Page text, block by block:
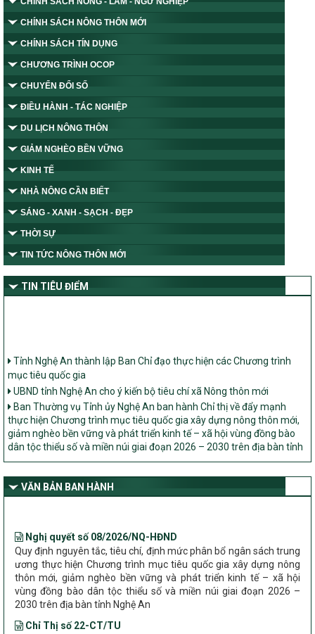
CHÍNH SÁCH NÔNG THÔN MỚI
CHÍNH SÁCH TÍN DỤNG
CHƯƠNG TRÌNH OCOP
CHUYỂN ĐỔI SỐ
ĐIỀU HÀNH - TÁC NGHIỆP
DU LỊCH NÔNG THÔN
GIẢM NGHÈO BỀN VỮNG
KINH TẾ
NHÀ NÔNG CẦN BIẾT
SÁNG - XANH - SẠCH - ĐẸP
THỜI SỰ
TIN TỨC NÔNG THÔN MỚI
TIN TIÊU ĐIỂM
Tỉnh Nghệ An thành lập Ban Chỉ đạo thực hiện các Chương trình
mục tiêu quốc gia
UBND tỉnh Nghệ An cho ý kiến bộ tiêu chí xã Nông thôn mới
Ban Thường vụ Tỉnh ủy Nghệ An ban hành Chỉ thị về đẩy mạnh
thực hiện Chương trình mục tiêu quốc gia xây dựng nông thôn mới,
giảm nghèo bền vững và phát triển kinh tế – xã hội vùng đồng bào
dân tộc thiểu số và miền núi giai đoạn 2026 – 2030 trên địa bàn tỉnh
Nghệ An
hiện các Chương trình mục tiêu quốc gia trên địa bàn
VĂN BẢN BAN HÀNH
Quy định nguyên tắc, tiêu chí, định mức phân bổ ngân sách trung
ương thực hiện Chương trình mục tiêu quốc gia xây dựng nông
thôn mới, giảm nghèo bền vững và phát triển kinh tế – xã hội
vùng đồng bào dân tộc thiểu số và miền núi giai đoạn 2026 –
2030 trên địa bàn tỉnh Nghệ An
Chỉ Thị số 22-CT/TU
về đẩy mạnh thực hiện Chương trình mục tiêu quốc gia xây dựng